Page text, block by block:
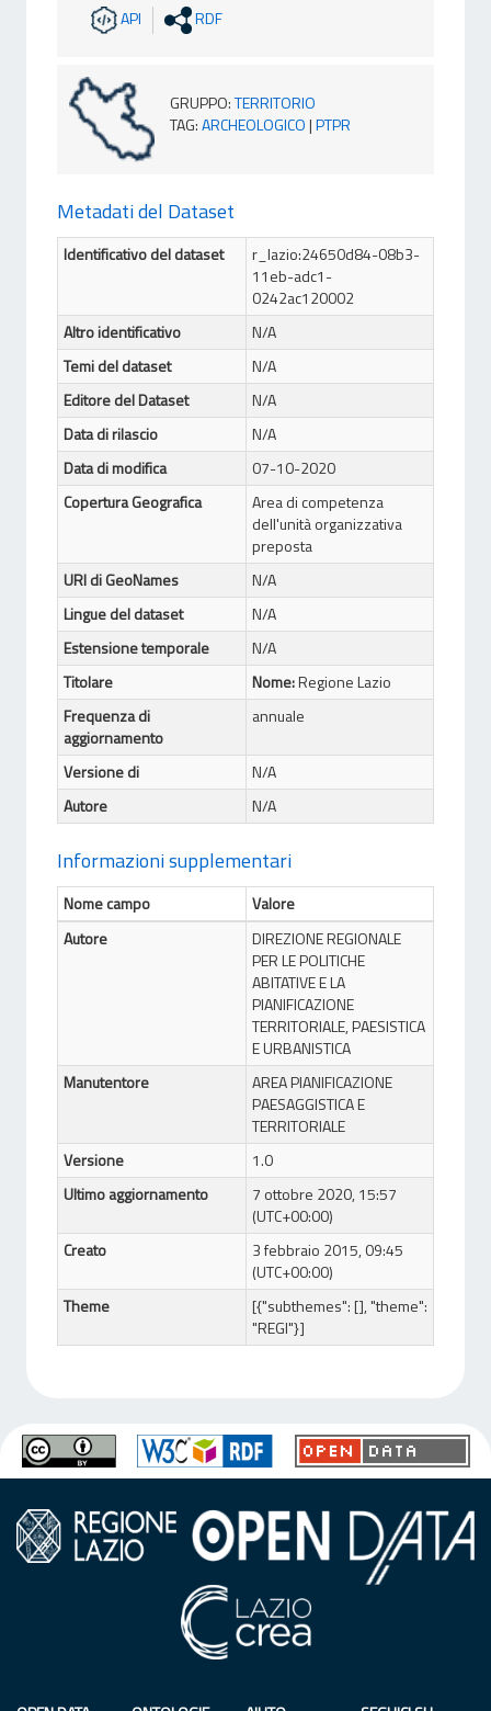
API RDF
GRUPPO:TERRITORIO
TAG:ARCHEOLOGICO|PTPR
Metadati del Dataset
Identificativo del dataset
r_lazio:24650d84-08b3-
11eb-adc1-
0242ac120002
Altro identificativo
N/A
Temi del dataset
N/A
Editore del Dataset
N/A
Data di rilascio
N/A
Data di modifica
07-10-2020
Copertura Geografica
Area di competenza
dell'unità organizzativa
preposta
URI di GeoNames
N/A
Lingue del dataset
N/A
Estensione temporale
N/A
Titolare
Nome:Regione Lazio
Frequenza di
aggiornamento
annuale
Versione di
N/A
Autore
N/A
Informazioni supplementari
Nome campo
Valore
Autore
DIREZIONE REGIONALE
PER LE POLITICHE
ABITATIVE E LA
PIANIFICAZIONE
TERRITORIALE, PAESISTICA
E URBANISTICA
Manutentore
AREA PIANIFICAZIONE
PAESAGGISTICA E
TERRITORIALE
Versione
1.0
Ultimo aggiornamento
7 ottobre 2020, 15:57
(UTC+00:00)
Creato
3 febbraio 2015, 09:45
(UTC+00:00)
Theme
[{"subthemes": [], "theme":
"REGI"}]